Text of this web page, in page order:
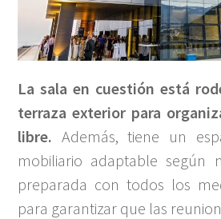
La sala en cuestión está
terraza exterior para
libre. Además, tiene un
mobiliario adaptable según
preparada con todos los
para garantizar que las